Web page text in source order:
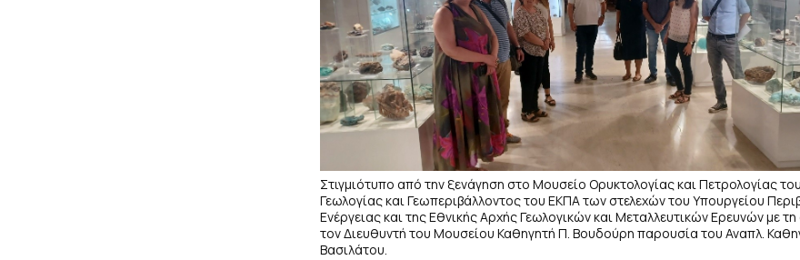
Στιγμιότυπο από την ξενάγηση στο Μουσείο Ορυκτολογίας και Πετρολογίας
Γεωλογίας και Γεωπεριβάλλοντος του ΕΚΠΑ των στελεχών του Υπουργείου
Ενέργειας και της Εθνικής Αρχής Γεωλογικών και Μεταλλευτικών Ερευνών με
τον Διευθυντή του Μουσείου Καθηγητή Π. Βουδούρη παρουσία του Αναπλ.
Βασιλάτου.